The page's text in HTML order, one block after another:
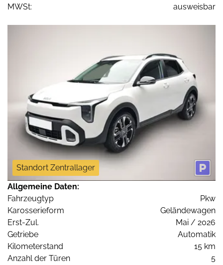
MWSt:
ausweisbar
Standort Zentrallager
Allgemeine Daten:
Fahrzeugtyp
Pkw
Karosserieform
Geländewagen
Erst-Zul.
Mai / 2026
Getriebe
Automatik
Kilometerstand
15 km
Anzahl der Türen
5